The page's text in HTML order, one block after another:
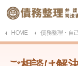
HOME 債務整理・自